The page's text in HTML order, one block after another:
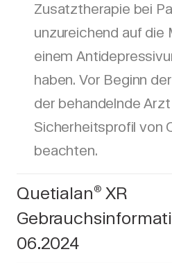
Zusatztherapie bei
unzureichend auf die
einem
haben. Vor Beginn
der behandelnde
Sicherheitsprofil von
beachten.
Quetialan ® XR
06.2024